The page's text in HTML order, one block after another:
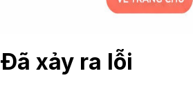
Đã xảy ra lỗi